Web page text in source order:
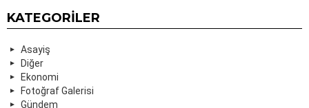
KATEGORILER
Asayiş
Diğer
Ekonomi
Fotoğraf Galerisi
Gündem